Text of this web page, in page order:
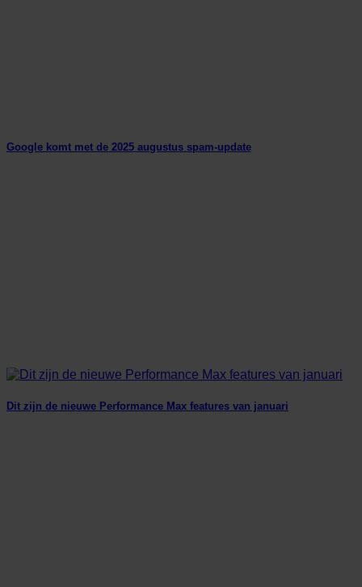
Google komt met de 2025 augustus spam-update
Dit zijn de nieuwe Performance Max features van januari